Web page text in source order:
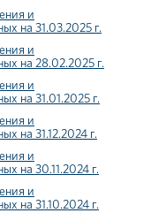
и
на 31.03.2025 г.
и
на 28.02.2025 г.
и
на 31.01.2025 г.
и
на 31.12.2024 г.
и
на 30.11.2024 г.
и
на 31.10.2024 г.